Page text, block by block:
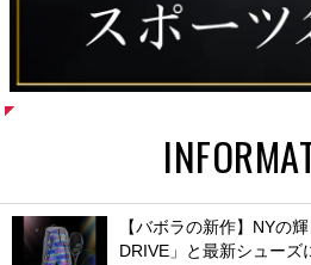
【バボラの新作】NYの
DRIVE」と最新シューズ